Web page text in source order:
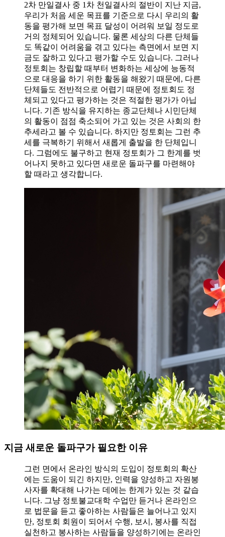
2차 만일결사 중 1차 천일결사의 절반이 지난 지금,
우리가 처음 세운 목표를 기준으로 다시 우리의 활
동을 평가해 보면 목표 달성이 어려워 보일 정도로
거의 정체되어 있습니다. 물론 세상의 다른 단체들
도 똑같이 어려움을 겪고 있다는 측면에서 보면 지
금도 잘하고 있다고 평가할 수도 있습니다. 그러나
정토회는 창립할 때부터 변화하는 세상에 능동적
으로 대응을 하기 위한 활동을 해왔기 때문에, 다른
단체들도 전반적으로 어렵기 때문에 정토회도 정
체되고 있다고 평가하는 것은 적절한 평가가 아닙
니다. 기존 방식을 유지하는 종교단체나 시민단체
의 활동이 점점 축소되어 가고 있는 것은 사회의 한
추세라고 볼 수 있습니다. 하지만 정토회는 그런 추
세를 극복하기 위해서 새롭게 출발을 한 단체입니
다. 그럼에도 불구하고 현재 정토회가 그 한계를 벗
어나지 못하고 있다면 새로운 돌파구를 마련해야
할 때라고 생각합니다.
지금 새로운 돌파구가 필요한 이유
그런 면에서 온라인 방식의 도입이 정토회의 확산
에는 도움이 되긴 하지만, 인력을 양성하고 자원봉
사자를 확대해 나가는 데에는 한계가 있는 것 같습
니다. 그냥 정토불교대학 수업만 듣거나 온라인으
로 법문을 듣고 좋아하는 사람들은 늘어나고 있지
만, 정토회 회원이 되어서 수행, 보시, 봉사를 직접
실천하고 봉사하는 사람들을 양성하기에는 온라인